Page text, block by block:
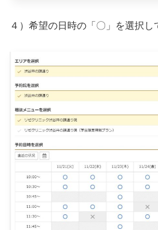
４）希望の日時の「〇」を選択し